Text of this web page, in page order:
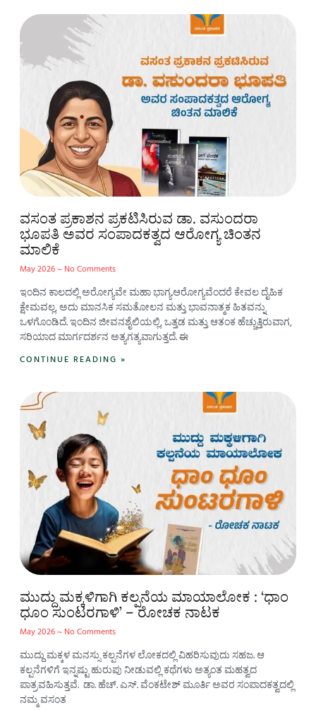
ವಸಂತ ಪ್ರಕಾಶನ ಪ್ರಕಟಿಸಿರುವ ಡಾ. ವಸುಂದರಾ
ಭೂಪತಿ ಅವರ ಸಂಪಾದಕತ್ವದ ಆರೋಗ್ಯ ಚಿಂತನ
ಮಾಲಿಕೆ
May 2026 No Comments
ಇಂದಿನ ಕಾಲದಲ್ಲಿ ಅರೋಗ್ಯವೇ ಮಹಾ ಭಾಗ್ಯ.ಆರೋಗ್ಯವೆಂದರೆ ಕೇವಲ ದೈಹಿಕ
ಕ್ಷೇಮವಲ್ಲ, ಅದು ಮಾನಸಿಕ ಸಮತೋಲನ ಮತ್ತು ಭಾವನಾತ್ಮಕ ಹಿತವನ್ನು
ಒಳಗೊಂಡಿದೆ. ಇಂದಿನ ಜೀವನಶೈಲಿಯಲ್ಲಿ, ಒತ್ತಡ ಮತ್ತು ಆತಂಕ ಹೆಚ್ಚುತ್ತಿರುವಾಗ,
ಸರಿಯಾದ ಮಾರ್ಗದರ್ಶನ ಅತ್ಯಗತ್ಯವಾಗುತ್ತದೆ. ಈ
CONTINUE READING »
ಮುದ್ದು ಮಕ್ಕಳಿಗಾಗಿ ಕಲ್ಪನೆಯ ಮಾಯಾಲೋಕ : ‘ಧಾಂ
ಧೂಂ ಸುಂಟರಗಾಳಿ’ – ರೋಚಕ ನಾಟಕ
May 2026 No Comments
ಮುದ್ದು ಮಕ್ಕಳ ಮನಸ್ಸು ಕಲ್ಪನೆಗಳ ಲೋಕದಲ್ಲಿ ವಿಹರಿಸುವುದು ಸಹಜ. ಆ
ಕಲ್ಪನೆಗಳಿಗೆ ಇನ್ನಷ್ಟು ಹುರುಪು ನೀಡುವಲ್ಲಿ ಕಥೆಗಳು ಅತ್ಯಂತ ಮಹತ್ವದ
ಪಾತ್ರವಹಿಸುತ್ತವೆ. ಡಾ. ಹೆಚ್. ಎಸ್. ವೆಂಕಟೇಶ್ ಮೂರ್ತಿ ಅವರ ಸಂಪಾದಕತ್ವದಲ್ಲಿ
ನಮ್ಮ ವಸಂತ